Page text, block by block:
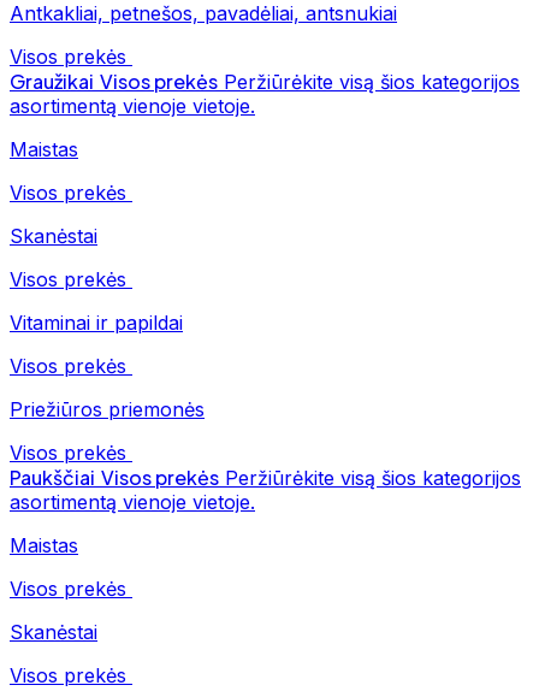
Antkakliai, petnešos, pavadėliai, antsnukiai
Visos prekės
Graužikai Visos prekės Peržiūrėkite visą šios kategorijos
asortimentą vienoje vietoje.
Maistas
Visos prekės
Skanėstai
Visos prekės
Vitaminai ir papildai
Visos prekės
Priežiūros priemonės
Visos prekės
Paukščiai Visos prekės Peržiūrėkite visą šios kategorijos
asortimentą vienoje vietoje.
Maistas
Visos prekės
Skanėstai
Visos prekės